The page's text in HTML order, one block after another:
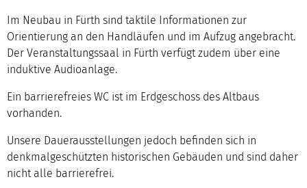
Im Neubau in Fürth sind taktile Informationen zur
Orientierung an den Handläufen und im Aufzug angebracht.
Der Veranstaltungssaal in Fürth verfügt zudem über eine
induktive Audioanlage.
Ein barrierefreies WC ist im Erdgeschoss des Altbaus
vorhanden.
Unsere Dauerausstellungen jedoch befinden sich in
denkmalgeschützten historischen Gebäuden und sind daher
nicht alle barrierefrei.